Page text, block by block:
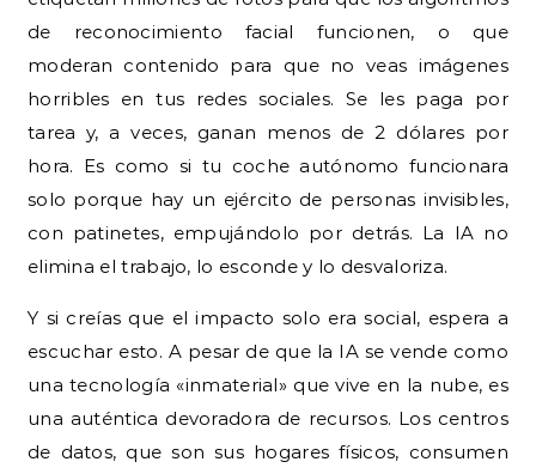
de reconocimiento facial funcionen, o que
moderan contenido para que no veas imágenes
horribles en tus redes sociales. Se les paga por
tarea y, a veces, ganan menos de 2 dólares por
hora. Es como si tu coche autónomo funcionara
solo porque hay un ejército de personas invisibles,
con patinetes, empujándolo por detrás. La IA no
elimina el trabajo, lo esconde y lo desvaloriza.
Y si creías que el impacto solo era social, espera a
escuchar esto. A pesar de que la IA se vende como
una tecnología «inmaterial» que vive en la nube, es
una auténtica devoradora de recursos. Los centros
de datos, que son sus hogares físicos, consumen